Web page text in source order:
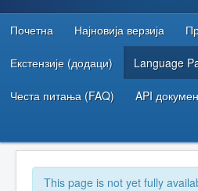
РЕСУРСИ ЗА РАЗВОЈ
Почетна Најновија верзија
Екстензије (додаци) Language
Честа питања (FAQ) API
This page is not yet fully